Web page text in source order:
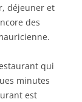
déjeuner et
des
qui
minutes
est